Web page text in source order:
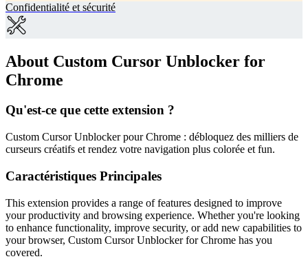
Confidentialité et sécurité
About Custom Cursor Unblocker for
Chrome
Qu'est-ce que cette extension ?
Custom Cursor Unblocker pour Chrome : débloquez des milliers de
curseurs créatifs et rendez votre navigation plus colorée et fun.
Caractéristiques Principales
This extension provides a range of features designed to improve
your productivity and browsing experience. Whether you're looking
to enhance functionality, improve security, or add new capabilities to
your browser, Custom Cursor Unblocker for Chrome has you
covered.